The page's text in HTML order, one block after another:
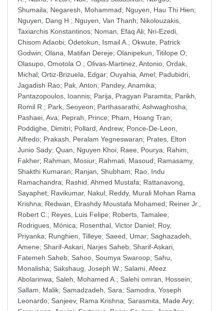
Shumaila; Negaresh, Mohammad; Nguyen, Hau Thi Hien;
Nguyen, Dang H. ; Nguyen, Van Thanh; Nikolouzakis,
Taxiarchis Konstantinos; Noman, Efaq Ali; Nri-Ezedi,
Chisom Adaobi; Odetokun, Ismail A. ; Okwute, Patrick
Godwin; Olana, Matifan Dereje; Olanipekun, Titilope O;
Olasupo, Omotola O. ; Olivas-Martinez, Antonio; Ordak,
Michal; Ortiz-Brizuela, Edgar; Ouyahia, Amel; Padubidri,
Jagadish Rao; Pak, Anton; Pandey, Anamika;
Pantazopoulos, Ioannis; Parija, Pragyan Paramita; Parikh,
Romil R. ; Park, Seoyeon; Parthasarathi, Ashwaghosha;
Pashaei, Ava; Peprah, Prince; Pham, Hoang Tran;
Poddighe, Dimitri; Pollard, Andrew; Ponce-De-Leon,
Alfredo; Prakash, Peralam Yegneswaran; Prates, Elton
Junio Sady; Quan, Nguyen Khoi; Raee, Pourya; Rahim,
Fakher; Rahman, Mosiur; Rahmati, Masoud; Ramasamy,
Shakthi Kumaran; Ranjan, Shubham; Rao, Indu
Ramachandra; Rashid, Ahmed Mustafa; Rattanavong,
Sayaphet; Ravikumar, Nakul; Reddy, Murali Mohan Rama
Krishna; Redwan, Elrashdy Moustafa Mohamed; Reiner Jr.,
Robert C. ; Reyes, Luis Felipe; Roberts, Tamalee;
Rodrigues, Mónica; Rosenthal, Victor Daniel; Roy,
Priyanka; Runghien, Tilleye; Saeed, Umar; Saghazadeh,
Amene; Sharif-Askari, Narjes Saheb; Sharif-Askari,
Fatemeh Saheb; Sahoo, Soumya Swaroop; Sahu,
Monalisha; Sakshaug, Joseph W. ; Salami, Afeez
Abolarinwa; Saleh, Mohamed A. ; Salehi omran, Hossein;
Sallam, Malik; Samadzadeh, Sara; Samodra, Yoseph
Leonardo; Sanjeev, Rama Krishna; Sarasmita, Made Ary;